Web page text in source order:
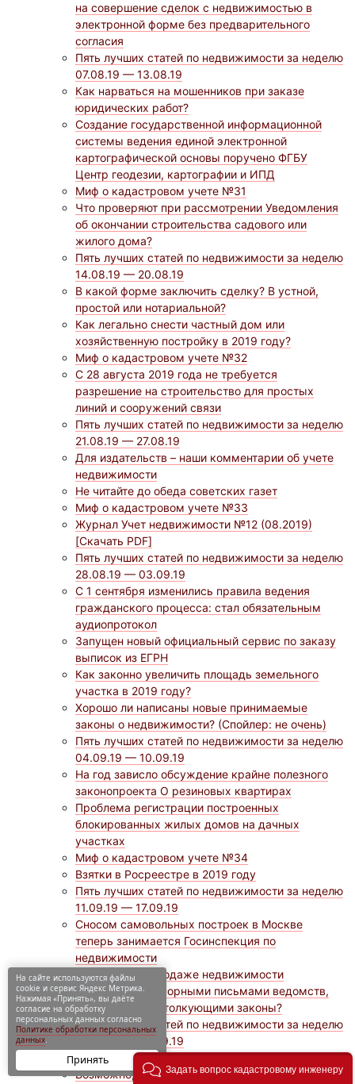
на совершение сделок с недвижимостью в
электронной форме без предварительного
согласия
Пять лучших статей по недвижимости за неделю
07.08.19 — 13.08.19
Как нарваться на мошенников при заказе
юридических работ?
Cоздание государственной информационной
системы ведения единой электронной
картографической основы поручено ФГБУ
Центр геодезии, картографии и ИПД
Миф о кадастровом учете №31
Что проверяют при рассмотрении Уведомления
об окончании строительства садового или
жилого дома?
Пять лучших статей по недвижимости за неделю
14.08.19 — 20.08.19
В какой форме заключить сделку? В устной,
простой или нотариальной?
Как легально снести частный дом или
хозяйственную постройку в 2019 году?
Миф о кадастровом учете №32
С 28 августа 2019 года не требуется
разрешение на строительство для простых
линий и сооружений связи
Пять лучших статей по недвижимости за неделю
21.08.19 — 27.08.19
Для издательств – наши комментарии об учете
недвижимости
Не читайте до обеда советских газет
Миф о кадастровом учете №33
Журнал Учет недвижимости №12 (08.2019)
[Скачать PDF]
Пять лучших статей по недвижимости за неделю
28.08.19 — 03.09.19
С 1 сентября изменились правила ведения
гражданского процесса: стал обязательным
аудиопротокол
Запущен новый официальный сервис по заказу
выписок из ЕГРН
Как законно увеличить площадь земельного
участка в 2019 году?
Хорошо ли написаны новые принимаемые
законы о недвижимости? (Спойлер: не очень)
Пять лучших статей по недвижимости за неделю
04.09.19 — 10.09.19
На год зависло обсуждение крайне полезного
законопроекта О резиновых квартирах
Проблема регистрации построенных
блокированных жилых домов на дачных
участках
Миф о кадастровом учете №34
Взятки в Росреестре в 2019 году
Пять лучших статей по недвижимости за неделю
11.09.19 — 17.09.19
Сносом самовольных построек в Москве
теперь занимается Госинспекция по
недвижимости
О налоге при продаже недвижимости
Что делать со спорными письмами ведомств,
расширительно толкующими законы?
Пять лучших статей по недвижимости за неделю
18.09.19 — 24.09.19
Голодовка сотрудников ГУП Камчатское БТИ
Возможно, приставы смогут выбивать двери
На сайте используются файлы
cookie и сервис Яндекс Метрика.
Нажимая «Принять», вы даёте
согласие на обработку
персональных данных согласно
Политике обработки персональных
данных.
Принять
Задать вопрос кадастровому инженеру